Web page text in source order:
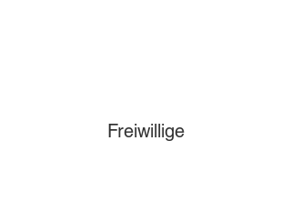
Freiwillige